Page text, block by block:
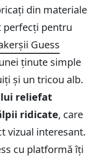
din materiale
perfecți pentru
Guess
ținute simple
și un tricou alb.
reliefat
ridicate, care
vizual interesant.
cu platformăîți